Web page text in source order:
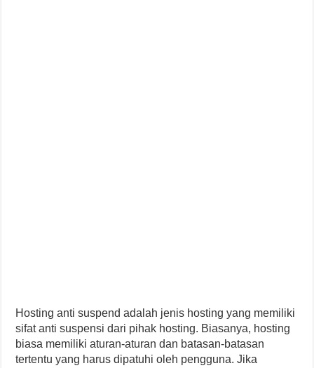
Hosting anti suspend adalah jenis hosting yang memiliki
sifat anti suspensi dari pihak hosting. Biasanya, hosting
biasa memiliki aturan-aturan dan batasan-batasan
tertentu yang harus dipatuhi oleh pengguna. Jika